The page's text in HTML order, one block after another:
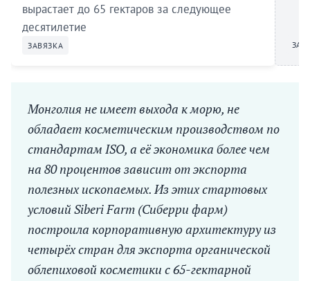
вырастает до 65 гектаров за следующее
десятилетие
ЗАВЯЗКА
Монголия не имеет выхода к морю, не
обладает косметическим производством по
стандартам ISO, а её экономика более чем
на 80 процентов зависит от экспорта
полезных ископаемых. Из этих стартовых
условий Siberi Farm (Сиберри фарм)
построила корпоративную архитектуру из
четырёх стран для экспорта органической
облепиховой косметики с 65-гектарной